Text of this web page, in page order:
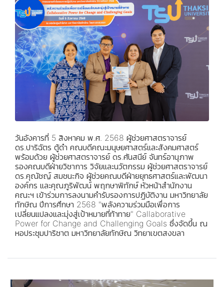
วันอังคารที่ 5 สิงหาคม พ.ศ. 2568 ผู้ช่วยศาสตราจารย์
ดร.ปาริฉัตร ตู้ดำ คณบดีคณะมนุษยศาสตร์และสังคมศาสตร์
พร้อมด้วย ผู้ช่วยศาสตราจารย์ ดร.ศันสนีย์ จันทร์อานุภาพ
รองคณบดีฝ่ายวิชาการ วิจัยและนวัตกรรม ผู้ช่วยศาสตราจารย์
ดร.คุณัชญ์ สมชนะกิจ ผู้ช่วยคณบดีฝ่ายยุทธศาสตร์และพัฒนา
องค์กร และคุณภูริพัฒน์ พฤกษาพิทักษ์ หัวหน้าสำนักงาน
คณะฯ เข้าร่วมการลงนามคำรับรองการปฏิบัติงาน มหาวิทยาลัย
ทักษิณ ปีการศึกษา 2568 "พลังความร่วมมือเพื่อการ
เปลี่ยนแปลงและมุ่งสู่เป้าหมายที่ท้าทาย" Callaborative
Power for Change and Challenging Goals ซึ่งจัดขึ้น ณ
หอประชุมปาริชาต มหาวิทยาลัยทักษิณ วิทยาเขตสงขลา